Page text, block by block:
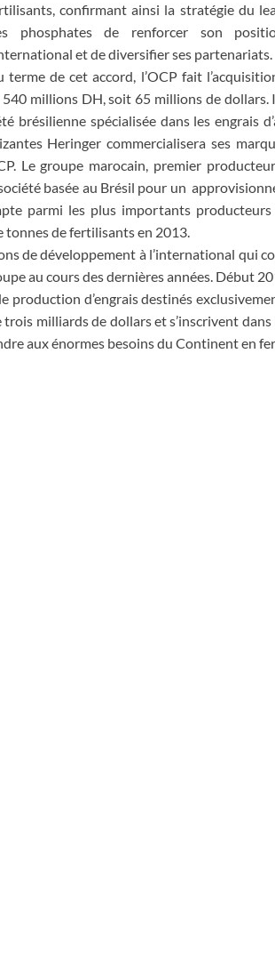
confirmant ainsi la stratégie du
phosphates de renforcer son
et de diversifier ses partenariats.
terme de cet accord, l’OCP fait
millions DH, soit 65 millions de dollars. Il
spécialisée dans les engrais
Heringer commercialisera ses
Le groupe marocain, premier
basée au Brésil pour un
parmi les plus importants producteurs
tonnes de fertilisants en 2013.
de développement à l’international qui
au cours des dernières années. Début
production d’engrais destinés
milliards de dollars et s’inscrivent dans
aux énormes besoins du Continent en